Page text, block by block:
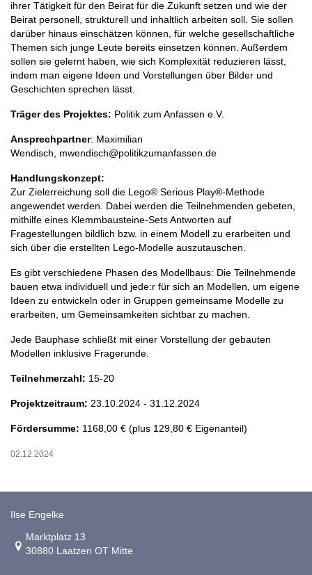
ihrer Tätigkeit für den Beirat für die Zukunft setzen und wie der
Beirat personell, strukturell und inhaltlich arbeiten soll. Sie sollen
darüber hinaus einschätzen können, für welche gesellschaftliche
Themen sich junge Leute bereits einsetzen können. Außerdem
sollen sie gelernt haben, wie sich Komplexität reduzieren lässt,
indem man eigene Ideen und Vorstellungen über Bilder und
Geschichten sprechen lässt.
Träger des Projektes: Politik zum Anfassen e.V.
Ansprechpartner: Maximilian
Wendisch, mwendisch@politikzumanfassen.de
Handlungskonzept:
Zur Zielerreichung soll die Lego® Serious Play®-Methode
angewendet werden. Dabei werden die Teilnehmenden gebeten,
mithilfe eines Klemmbausteine-Sets Antworten auf
Fragestellungen bildlich bzw. in einem Modell zu erarbeiten und
sich über die erstellten Lego-Modelle auszutauschen.
Es gibt verschiedene Phasen des Modellbaus: Die Teilnehmende
bauen etwa individuell und jede:r für sich an Modellen, um eigene
Ideen zu entwickeln oder in Gruppen gemeinsame Modelle zu
erarbeiten, um Gemeinsamkeiten sichtbar zu machen.
Jede Bauphase schließt mit einer Vorstellung der gebauten
Modellen inklusive Fragerunde.
Teilnehmerzahl: 15-20
Projektzeitraum: 23.10.2024 - 31.12.2024
Fördersumme: 1168,00 € (plus 129,80 € Eigenanteil)
02.12.2024
Ilse Engelke
Link zur Google-Maps Navigation
Marktplatz 13
30880 Laatzen OT Mitte